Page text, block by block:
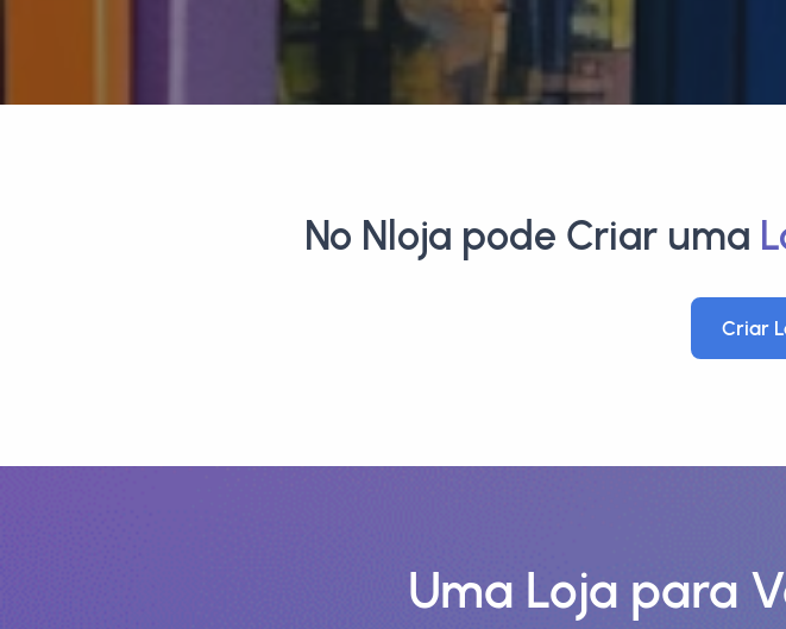
No Nloja pode Criar uma
Criar
Uma Loja para